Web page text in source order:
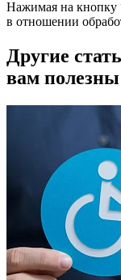
Нажимая на кнопку
в отношении
Другие
вам полезны